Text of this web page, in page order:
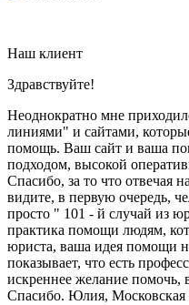
Наш клиент
Здравствуйте!
Неоднократно мне
линиями" и сайтами,
помощь. Ваш сайт и ваша
подходом, высокой
Спасибо, за то что отвечая
видите, в первую очередь,
просто " 101 - й случай из
практика помощи людям,
юриста, ваша идея помощи
показывает, что есть
искреннее желание помочь,
Спасибо. Юлия, Московская